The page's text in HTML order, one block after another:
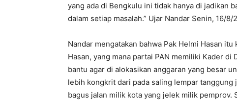
yang ada di Bengkulu ini tidak hanya di jadikan
dalam setiap masalah.” Ujar Nandar Senin, 16/8/
Nandar mengatakan bahwa Pak Helmi Hasan
Hasan, yang mana partai PAN memiliki Kader
bantu agar di alokasikan anggaran yang besar
lebih kongkrit dari pada saling lempar tanggung
bagus jalan milik kota yang jelek milik